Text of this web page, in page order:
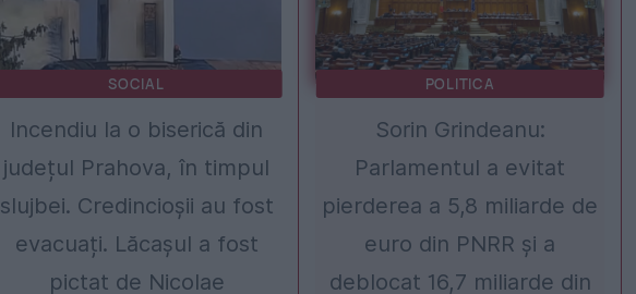
SOCIAL
Incendiu la o biserică din
județul Prahova, în timpul
slujbei. Credincioșii au fost
evacuați. Lăcașul a fost
pictat de Nicolae
POLITICA
Sorin Grindeanu:
Parlamentul a evitat
pierderea a 5,8 miliarde de
euro din PNRR și a
deblocat 16,7 miliarde din